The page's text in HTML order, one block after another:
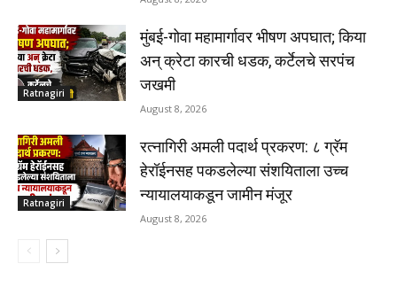
Ratnagiri
मुंबई-गोवा महामार्गावर भीषण अपघात; किया
अन् क्रेटा कारची धडक, कर्टेलचे सरपंच
जखमी
August 8, 2026
Ratnagiri
रत्नागिरी अमली पदार्थ प्रकरण: ८ ग्रॅम
हेरॉईनसह पकडलेल्या संशयिताला उच्च
न्यायालयाकडून जामीन मंजूर
August 8, 2026